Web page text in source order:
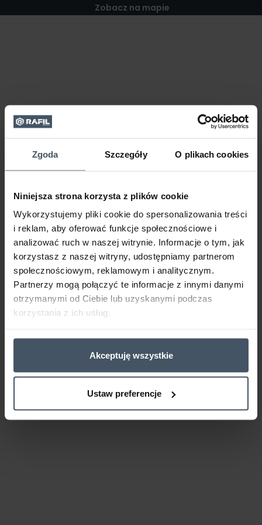
Zgoda Szczegóły O plikach cookies
Niniejsza strona korzysta z plików cookie
Wykorzystujemy pliki cookie do spersonalizowania treści
i reklam, aby oferować funkcje społecznościowe i
analizować ruch w naszej witrynie. Informacje o tym, jak
korzystasz z naszej witryny, udostępniamy partnerom
społecznościowym, reklamowym i analitycznym.
Partnerzy mogą połączyć te informacje z innymi danymi
otrzymanymi od Ciebie lub uzyskanymi podczas
korzystania z ich usług.
Akceptuję wszystkie
Ustaw preferencje
Zobacz na mapie